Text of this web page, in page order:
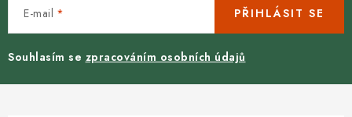
E-mail
Souhlasím se zpracováním osobních údajů
PŘIHLÁSIT SE